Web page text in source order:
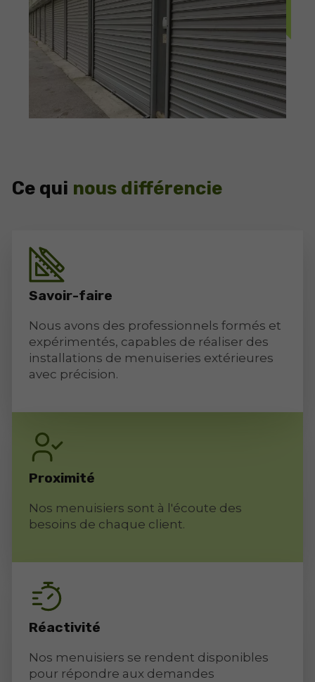
Ce qui nous différencie
Savoir-faire
Nous avons des professionnels formés et
expérimentés, capables de réaliser des
installations de menuiseries extérieures
avec précision.
Proximité
Nos menuisiers sont à l'écoute des
besoins de chaque client.
Réactivité
Nos menuisiers se rendent disponibles
pour répondre aux demandes